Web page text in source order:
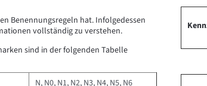
Benennungsregeln hat. Infolgedessen
vollständig zu verstehen.
sind in der folgenden Tabelle
N, N0, N1, N2, N3, N4, N5, N6